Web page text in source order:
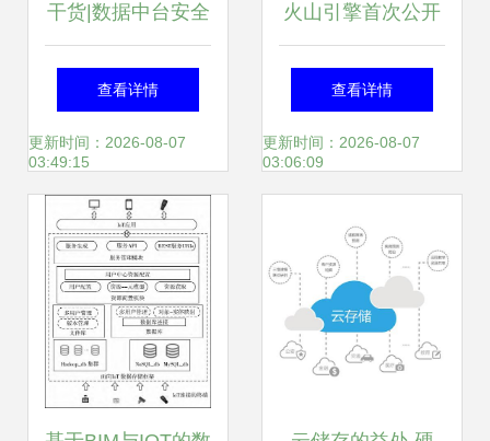
干货|数据中台安全
体系构建方法论
查看详情
更新时间：2026-08-07
03:49:15
火山引擎首次公开
数据技术图谱 TOB
市场能力“长出
储新范式
查看详情
更新时间：2026-08-07
03:06:09